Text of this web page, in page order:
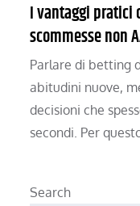
I vantaggi pratici
scommesse non
Parlare di betting
abitudini nuove,
decisioni che
secondi. Per
Search